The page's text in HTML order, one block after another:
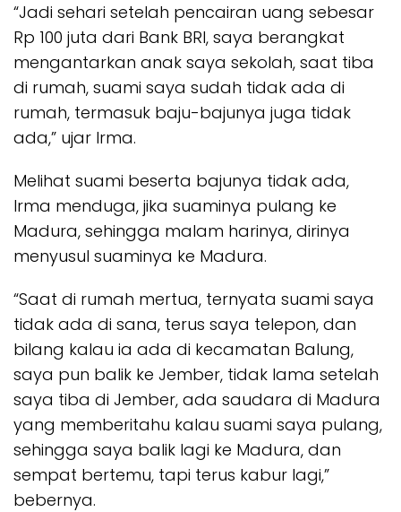
“Jadi sehari setelah pencairan uang sebesar
Rp 100 juta dari Bank BRI, saya berangkat
mengantarkan anak saya sekolah, saat tiba
di rumah, suami saya sudah tidak ada di
rumah, termasuk baju-bajunya juga tidak
ada,” ujar Irma.
Melihat suami beserta bajunya tidak ada,
Irma menduga, jika suaminya pulang ke
Madura, sehingga malam harinya, dirinya
menyusul suaminya ke Madura.
“Saat di rumah mertua, ternyata suami saya
tidak ada di sana, terus saya telepon, dan
bilang kalau ia ada di kecamatan Balung,
saya pun balik ke Jember, tidak lama setelah
saya tiba di Jember, ada saudara di Madura
yang memberitahu kalau suami saya pulang,
sehingga saya balik lagi ke Madura, dan
sempat bertemu, tapi terus kabur lagi,”
bebernya.